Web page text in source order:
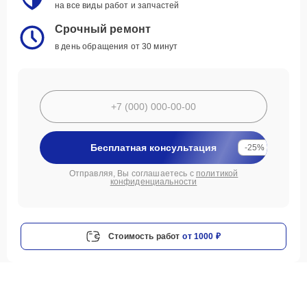
на все виды работ и запчастей
Срочный ремонт
в день обращения от 30 минут
Бесплатная консультация -25%
Отправляя, Вы соглашаетесь с политикой
конфиденциальности
Стоимость работ от 1000 ₽